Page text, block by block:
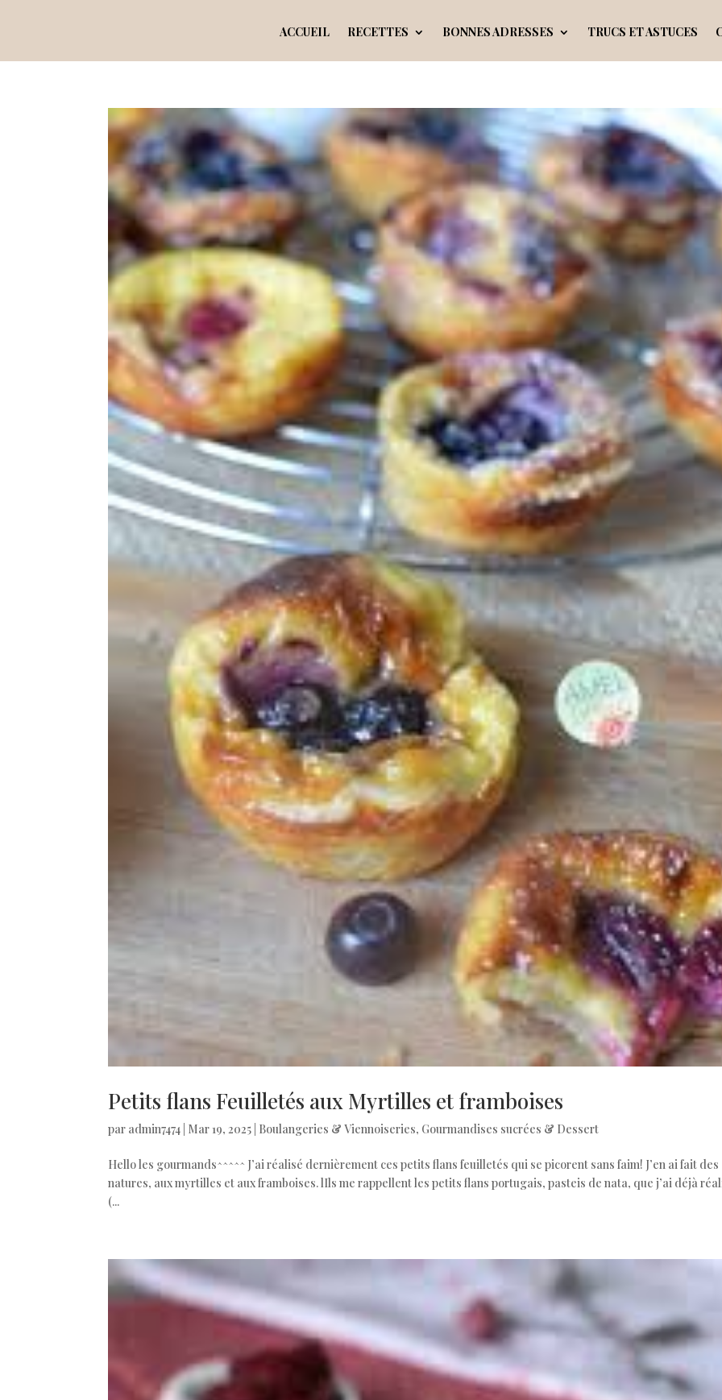
ACCUEIL RECETTES BONNES ADRESSES TRUCS ET ASTUCES
Petits flans Feuilletés aux Myrtilles et framboises
par admin7474 Mar 19, 2025 Boulangeries & Viennoiseries, Gourmandises sucrées & Dessert
Hello les gourmands^^^^^ J’ai réalisé dernièrement ces petits flans feuilletés qui se picorent sans faim! J’en ai fait des
natures, aux myrtilles et aux framboises. lIls me rappellent les petits flans portugais, pasteis de nata, que j’ai déjà
(...